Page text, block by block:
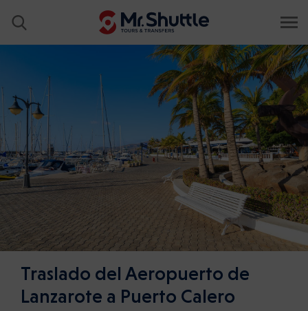
Traslado del Aeropuerto de
Lanzarote a Puerto Calero